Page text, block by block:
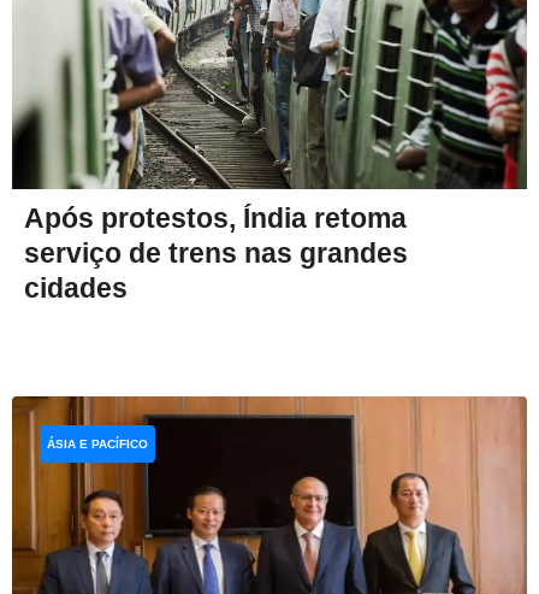
Após protestos, Índia retoma
serviço de trens nas grandes
cidades
ÁSIA E PACÍFICO